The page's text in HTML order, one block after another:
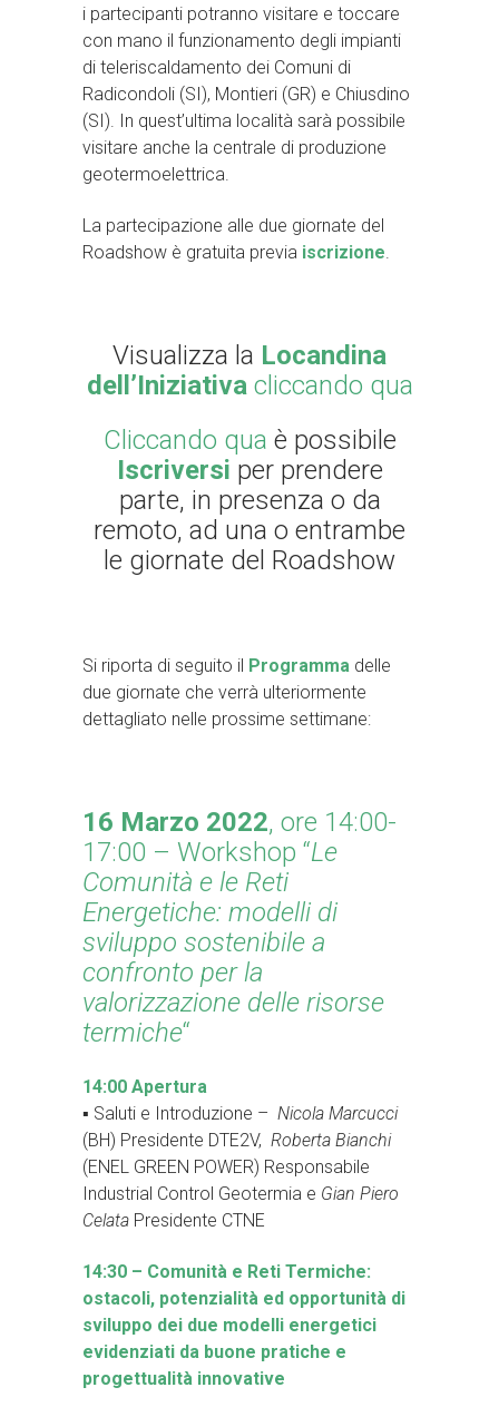
i partecipanti potranno visitare e toccare
con mano il funzionamento degli impianti
di teleriscaldamento dei Comuni di
Radicondoli (SI), Montieri (GR) e Chiusdino
(SI). In quest’ultima località sarà possibile
visitare anche la centrale di produzione
geotermoelettrica.
La partecipazione alle due giornate del
Roadshow è gratuita previa iscrizione
Visualizza la Locandina
dell’Iniziativa cliccando qua
Cliccando qua è possibile
Iscriversi per prendere
parte, in presenza o da
remoto, ad una o entrambe
le giornate del Roadshow
Si riporta di seguito il Programma delle
due giornate che verrà ulteriormente
dettagliato nelle prossime settimane:
16 Marzo 2022, ore 14:00-
17:00 – Workshop “Le
Comunità e le Reti
Energetiche: modelli di
sviluppo sostenibile a
confronto per la
valorizzazione delle risorse
termiche“
14:00 Apertura
▪ Saluti e Introduzione – Nicola Marcucci
(BH) Presidente DTE2V, Roberta Bianchi
(ENEL GREEN POWER) Responsabile
Industrial Control Geotermia e Gian Piero
Celata Presidente CTNE
14:30 – Comunità e Reti Termiche:
ostacoli, potenzialità ed opportunità di
sviluppo dei due modelli energetici
evidenziati da buone pratiche e
progettualità innovative